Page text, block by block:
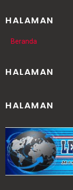
HALAMAN
Beranda
HALAMAN
HALAMAN